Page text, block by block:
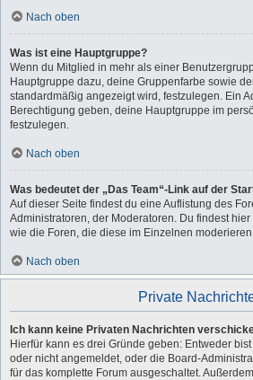
Nach oben
Was ist eine Hauptgruppe?
Wenn du Mitglied in mehr als einer
Hauptgruppe dazu, deine Gruppenfarbe sowie
standardmäßig angezeigt wird, festzulegen. Ein
Berechtigung geben, deine Hauptgruppe im
festzulegen.
Nach oben
Was bedeutet der „Das Team“-Link auf der
Auf dieser Seite findest du eine Auflistung des
Administratoren, der Moderatoren. Du findest
wie die Foren, die diese im Einzelnen
Nach oben
Private
Ich kann keine Privaten Nachrichten
Hierfür kann es drei Gründe geben: Entweder
oder nicht angemeldet, oder die Board-
für das komplette Forum ausgeschaltet.